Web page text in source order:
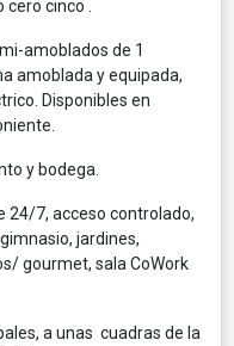
cinco .
amoblados de 1
amoblada y equipada,
Disponibles en
y bodega.
24/7, acceso controlado,
jardines,
gourmet, sala CoWork
a unas cuadras de la